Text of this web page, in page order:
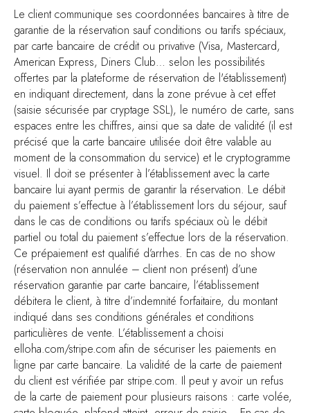
Le client communique ses coordonnées bancaires à titre de
garantie de la réservation sauf conditions ou tarifs spéciaux,
par carte bancaire de crédit ou privative (Visa, Mastercard,
American Express, Diners Club… selon les possibilités
offertes par la plateforme de réservation de l'établissement)
en indiquant directement, dans la zone prévue à cet effet
(saisie sécurisée par cryptage SSL), le numéro de carte, sans
espaces entre les chiffres, ainsi que sa date de validité (il est
précisé que la carte bancaire utilisée doit être valable au
moment de la consommation du service) et le cryptogramme
visuel. Il doit se présenter à l’établissement avec la carte
bancaire lui ayant permis de garantir la réservation. Le débit
du paiement s’effectue à l’établissement lors du séjour, sauf
dans le cas de conditions ou tarifs spéciaux où le débit
partiel ou total du paiement s’effectue lors de la réservation.
Ce prépaiement est qualifié d’arrhes. En cas de no show
(réservation non annulée – client non présent) d’une
réservation garantie par carte bancaire, l’établissement
débitera le client, à titre d’indemnité forfaitaire, du montant
indiqué dans ses conditions générales et conditions
particulières de vente. L’établissement a choisi
elloha.com/stripe.com afin de sécuriser les paiements en
ligne par carte bancaire. La validité de la carte de paiement
du client est vérifiée par stripe.com. Il peut y avoir un refus
de la carte de paiement pour plusieurs raisons : carte volée,